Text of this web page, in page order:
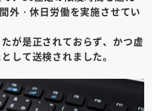
外・休日労働を実施させてい
が是正されておらず、かつ虚
して送検されました。